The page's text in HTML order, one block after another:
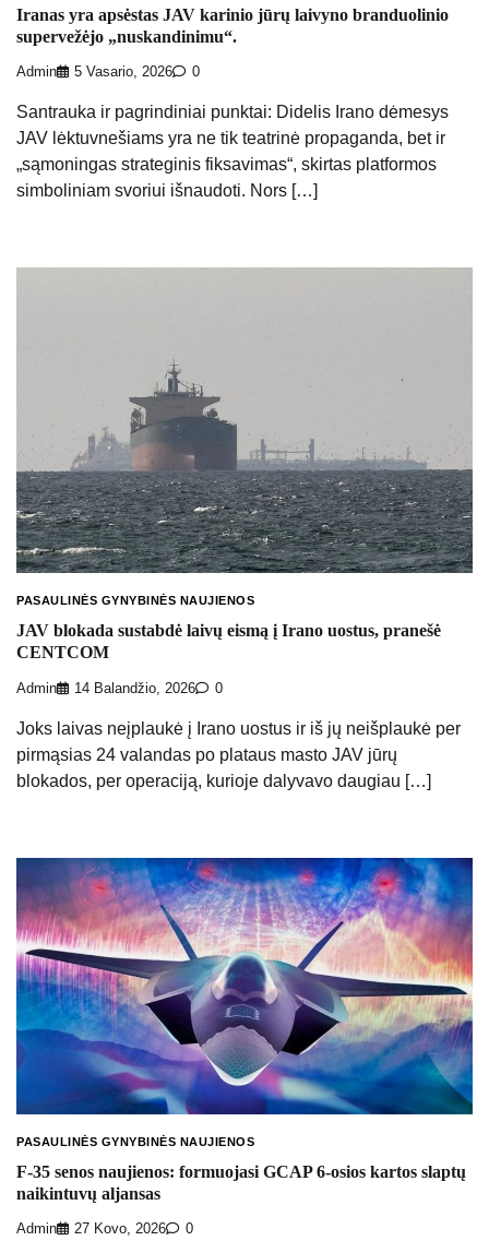
Iranas yra apsėstas JAV karinio jūrų laivyno branduolinio
supervežėjo „nuskandinimu“.
Admin 5 Vasario, 2026 0
Santrauka ir pagrindiniai punktai: Didelis Irano dėmesys
JAV lėktuvnešiams yra ne tik teatrinė propaganda, bet ir
„sąmoningas strateginis fiksavimas“, skirtas platformos
simboliniam svoriui išnaudoti. Nors […]
PASAULINĖS GYNYBINĖS NAUJIENOS
JAV blokada sustabdė laivų eismą į Irano uostus, pranešė
CENTCOM
Admin 14 Balandžio, 2026 0
Joks laivas neįplaukė į Irano uostus ir iš jų neišplaukė per
pirmąsias 24 valandas po plataus masto JAV jūrų
blokados, per operaciją, kurioje dalyvavo daugiau […]
PASAULINĖS GYNYBINĖS NAUJIENOS
F-35 senos naujienos: formuojasi GCAP 6-osios kartos slaptų
naikintuvų aljansas
Admin 27 Kovo, 2026 0